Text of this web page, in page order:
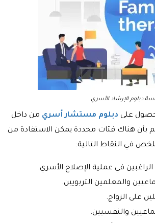
دبلوم الإرشاد الأسري
على دبلوم مستشار أسري من داخل
بأن هناك فئات محددة يمكن الاستفادة من
في النقاط التالية:
في عملية الإصلاح الأسري.
والمعلمين التربويين.
على الزواج.
والنفسيين.